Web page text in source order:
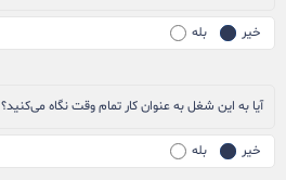
خیر بله
آیا به این شغل به عنوان کار تمام وقت نگاه می‌کنید؟
خیر بله